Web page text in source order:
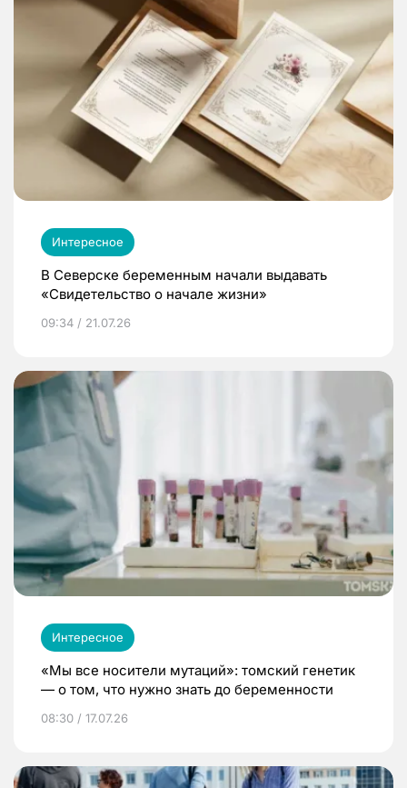
Интересное
В Северске беременным начали выдавать
«Свидетельство о начале жизни»
09:34 / 21.07.26
Интересное
«Мы все носители мутаций»: томский генетик
— о том, что нужно знать до беременности
08:30 / 17.07.26